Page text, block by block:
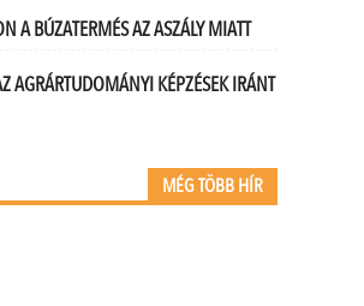
A BÚZATERMÉS AZ ASZÁLY MIATT
AGRÁRTUDOMÁNYI KÉPZÉSEK IRÁNT
MÉG TÖBB HÍR